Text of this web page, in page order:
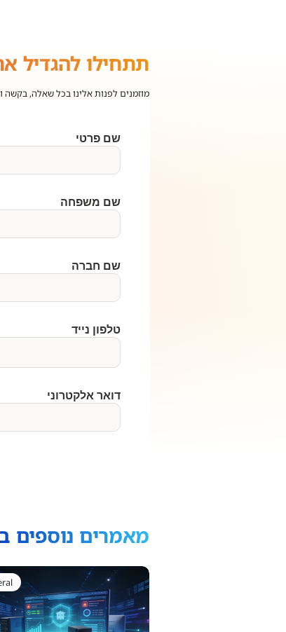
תתחילו להגדיל
מוזמנים לפנות אלינו בכל שאלה, בקשה
מאמרים נוספים